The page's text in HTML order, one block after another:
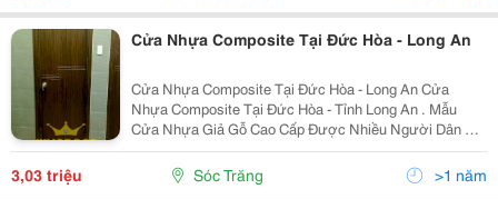
Cửa Nhựa Composite Tại Đức Hòa - Long An
Cửa Nhựa Composite Tại Đức Hòa - Long An Cửa
Nhựa Composite Tại Đức Hòa - Tỉnh Long An . Mẫu
Cửa Nhựa Giả Gỗ Cao Cấp Được Nhiều Người Dân Ở
Địa Phương Tin Dùng, Vì Những Ưu Điểm Vượt Trội,
Cũng Như Sở Hữu Được Những Màu Sắc Giả Gỗ Đa
Dạng. Mang Độ...
3,03 triệu Sóc Trăng >1 năm